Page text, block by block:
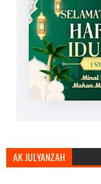
AK JULYANZAH